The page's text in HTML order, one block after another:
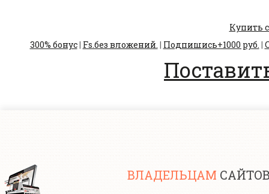
Купить
300% бонус| Fs.без вложений. | Подпишись+1000 руб. |
ВЛАДЕЛЬЦАМ